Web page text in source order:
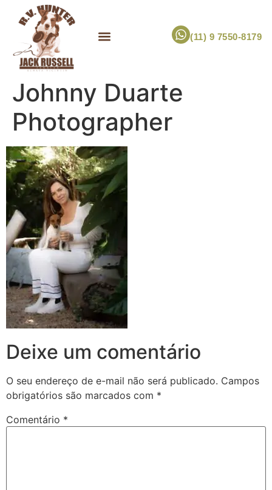
(11) 9 7550-8179
Johnny Duarte
Photographer
Deixe um comentário
O seu endereço de e-mail não será publicado. Campos
obrigatórios são marcados com *
Comentário *